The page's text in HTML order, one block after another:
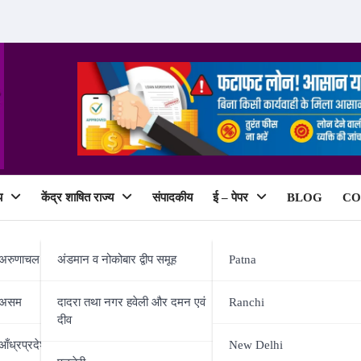
प्रदेश
केंद्र शाषित राज्य
अंडमान व नोकोबार द्वीप समूह
दादरा तथा नगर हवेली और दमन एवं
दीव
संपादकीय ई – पेपर
Patna
Ranchi
New Delhi
BLOG
पदभार